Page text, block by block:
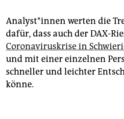
Analyst*innen werten die
dafür, dass auch der DAX-
Coronaviruskrise in
und mit einer einzelnen
schneller und leichter
könne.